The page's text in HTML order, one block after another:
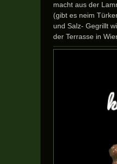
macht aus der
(gibt es neim
und Salz- Gegrillt
der Terrasse in